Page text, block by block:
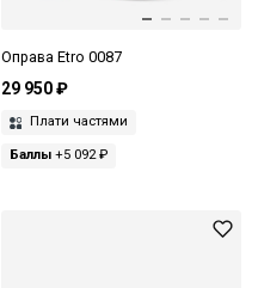
Оправа Etro 0087
29 950 ₽
Плати частями
Баллы+5 092 ₽